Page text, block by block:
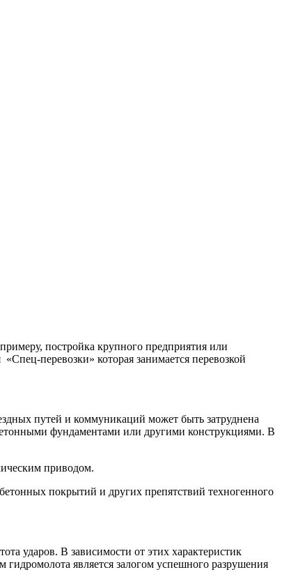
постройка крупного предприятия или
перевозки» которая занимается перевозкой
путей и коммуникаций может быть затруднена
фундаментами или другими конструкциями. В
приводом.
покрытий и других препятствий техногенного
ударов. В зависимости от этих характеристик
является залогом успешного разрушения